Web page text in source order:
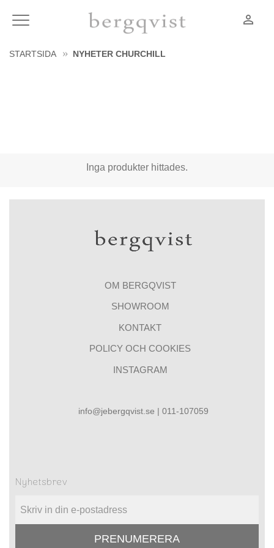
Meny person_outline
STARTSIDA NYHETER CHURCHILL
Inga produkter hittades.
OM BERGQVIST
SHOWROOM
KONTAKT
POLICY OCH COOKIES
INSTAGRAM
info@jebergqvist.se | 011-107059
Nyhetsbrev
PRENUMERERA